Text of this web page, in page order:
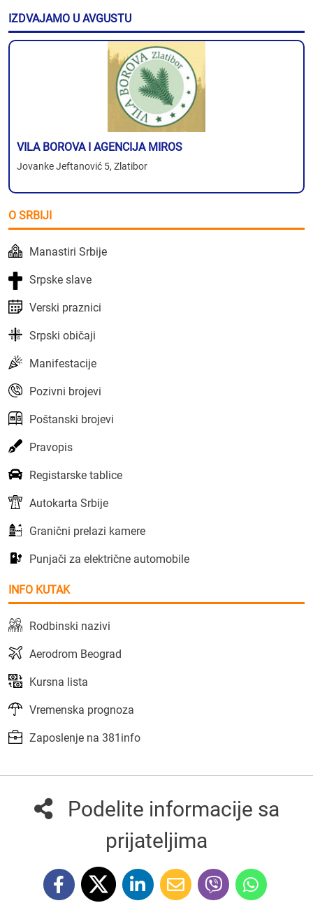
IZDVAJAMO U AVGUSTU
VILA BOROVA I AGENCIJA MIROS
Jovanke Jeftanović 5, Zlatibor
O SRBIJI
Manastiri Srbije
Srpske slave
Verski praznici
Srpski običaji
Manifestacije
Pozivni brojevi
Poštanski brojevi
Pravopis
Registarske tablice
Autokarta Srbije
Granični prelazi kamere
Punjači za električne automobile
INFO KUTAK
Rodbinski nazivi
Aerodrom Beograd
Kursna lista
Vremenska prognoza
Zaposlenje na 381info
Podelite informacije sa
prijateljima